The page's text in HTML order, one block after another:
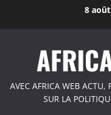
8
AVEC AFRICA WEB ACTU,
SUR LA